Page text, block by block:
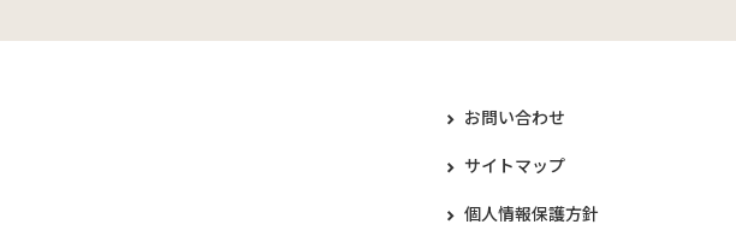
お問い合わせ
サイトマップ
個人情報保護方針